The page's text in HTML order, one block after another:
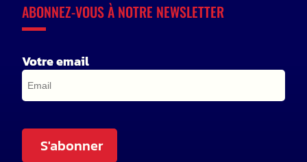
ABONNEZ-VOUS À NOTRE NEWSLETTER
Votre email
S'abonner